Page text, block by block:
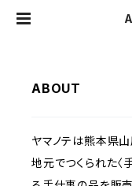
ABOUT
ヤマノテは熊本県
地元でつくられた〈